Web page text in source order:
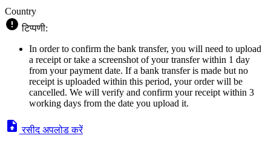
Country
टिप्पणी:
In order to confirm the bank transfer, you will need to upload
a receipt or take a screenshot of your transfer within 1 day
from your payment date. If a bank transfer is made but no
receipt is uploaded within this period, your order will be
cancelled. We will verify and confirm your receipt within 3
working days from the date you upload it.
रसीद अपलोड करें